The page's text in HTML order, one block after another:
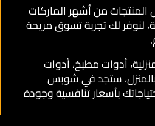
المنتجات من أشهر الماركات
لنوفر لك تجربة تسوق مريحة
أدوات مطبخ، أدوات
بالمنزل، ستجد في شوبس
بأسعار تنافسية وجودة